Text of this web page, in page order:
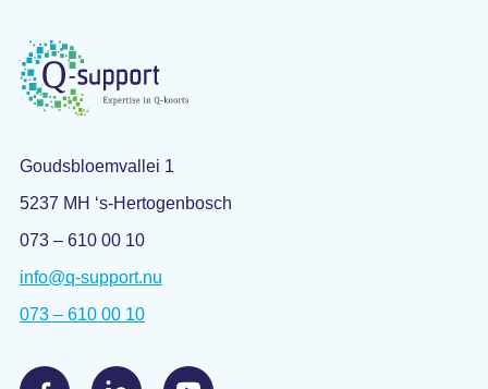
Goudsbloemvallei 1
5237 MH ‘s-Hertogenbosch
073 – 610 00 10
info@q-support.nu
073 – 610 00 10